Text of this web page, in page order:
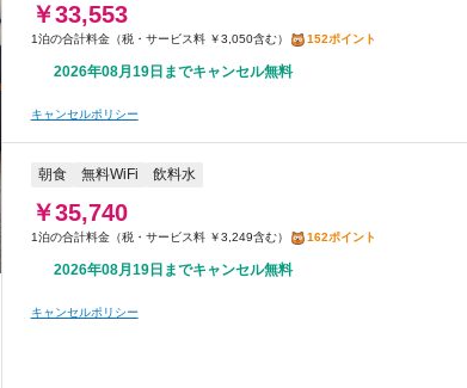
￥33,553
税・サービス料 ￥3,050含む 152ポイント
2026年08月19日までキャンセル無料
キャンセルポリシー
朝食 無料WiFi 飲料水
￥35,740
税・サービス料 ￥3,249含む 162ポイント
2026年08月19日までキャンセル無料
キャンセルポリシー